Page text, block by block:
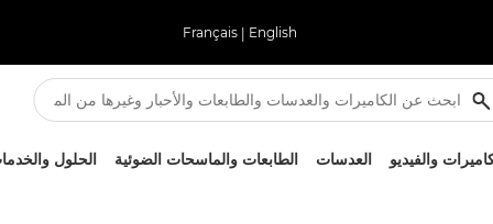
English
|
Français
والفيديو العدسات الطابعات والماسحات الضوئية الحلول